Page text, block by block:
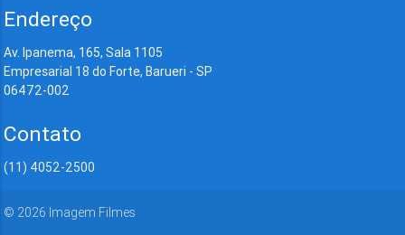
Endereço
Av. Ipanema, 165, Sala 1105
Empresarial 18 do Forte, Barueri - SP
06472-002
Contato
(11) 4052-2500
© 2026 Imagem Filmes